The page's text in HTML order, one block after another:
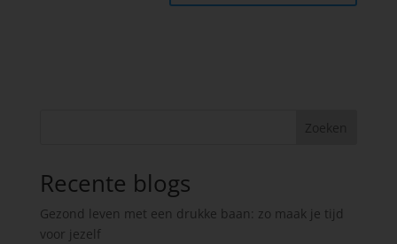
Zoeken
Recente blogs
Gezond leven met een drukke baan: zo maak je tijd
voor jezelf